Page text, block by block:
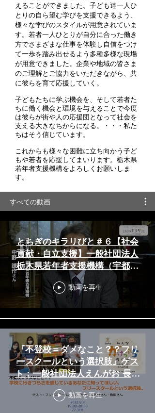
えることができました。子ども達一人ひ
とりの自ら望む学びを支援できるよう、
様々な学びのスタイルが用意されていま
す。若者一人ひとりが自分に合った働き
方でさまざまな仕事を体験し自信をつけ
て一歩を踏み出せるよう多種多様な現場
が用意できました。企業や地域の皆さま
のご理解とご協力をいただきながら、共
に彼らを育て応援していく。
子どもたちに学ぶ機会を、そして若者た
ちに働く機会と環境を与えることで今度
は彼らが街や人の応援団となって社会を
支える大きなちからになる。・・・私た
ちはそう信じています。
これからも様々な困難に立ち向かう子ど
もや若者を応援してまいります。栃木県
若年者支援機構をよろしくお願いしま
す。
すべての動画
とちぎのキラリびと＃６【社会
貢献・自立支援】一般社団法人
栃木県若年者支援機構（宇都宮
市）
動画を再生
『不登校＝ダメなこと？？フリ
ースクールという選択肢』ゲス
ト：一般社団法人えんがお 長谷
川さん、角田さん 2022/08/09
みんながけっぷちラジオ
動画を再生